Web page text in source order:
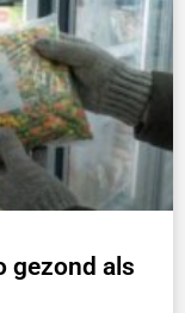
gezond als